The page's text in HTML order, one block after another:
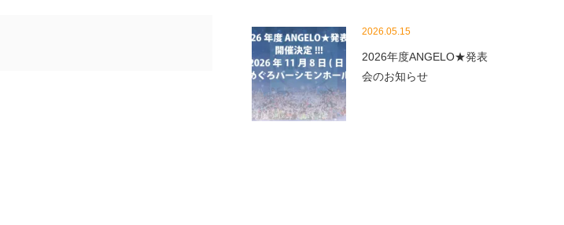
2026.05.15
2026年度ANGELO★発表
会のお知らせ